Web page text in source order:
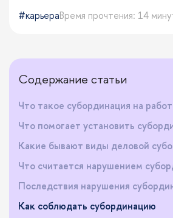
карьераВремя прочтения: 14
Содержание статьи
Что такое субординация на
Что помогает установить
Какие бывают виды деловой
Что считается нарушением
Последствия нарушения
Как соблюдать субординацию